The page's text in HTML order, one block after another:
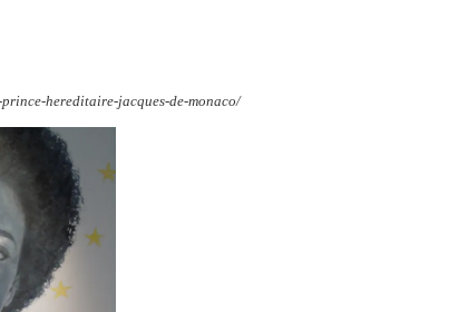
hereditaire-jacques-de-monaco/